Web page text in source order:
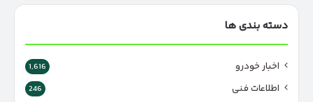
دسته بندی ها
اخبار خودرو 1,616
اطلاعات فنی 246